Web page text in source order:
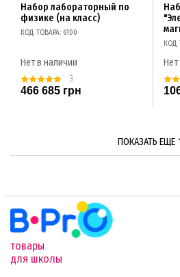
Набор лабораторный по
физике (на класс)
КОД ТОВАРА: 6100
Нет в наличии
3
466 685 грн
КОД
Нет
ПОКАЗАТЬ ЕЩЕ
товары
для школы